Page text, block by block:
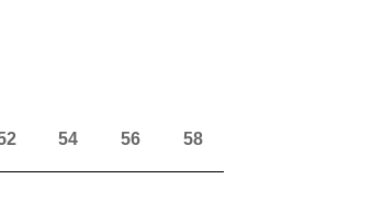
54 56 58